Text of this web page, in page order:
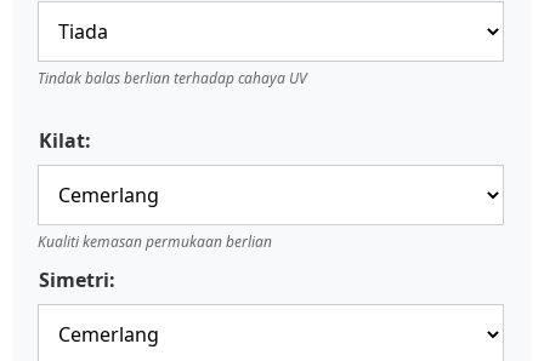
Tindak balas berlian terhadap cahaya UV
Kilat:
Kualiti kemasan permukaan berlian
Simetri: